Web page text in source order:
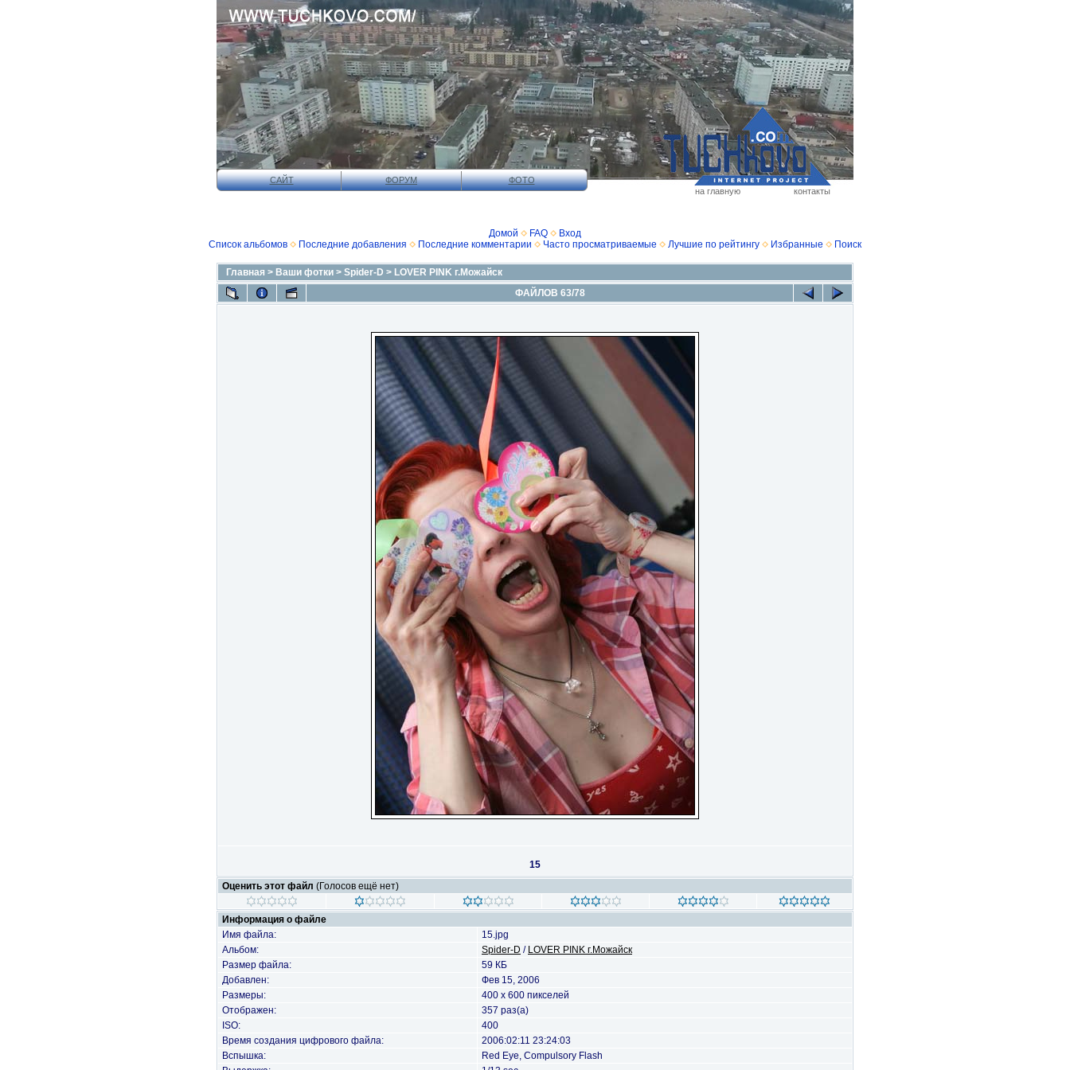
САЙТ ФОРУМ
ФОТО
на главную
контакты
Домой FAQ
Вход
Список альбомов
Последние добавления Последние комментарии Часто просматриваемые Лучшие по рейтингу Избранные Поиск
Главная > Ваши фотки > Spider-D > LOVER PINK г.Можайск
ФАЙЛОВ 63/78
15
Оценить этот файл (Голосов ещё нет)
Информация о файле
Имя файла:
15.jpg
Альбом:
Spider-D / LOVER PINK г.Можайск
Размер файла:
59 КБ
Добавлен:
Фев 15, 2006
Размеры:
400 x 600 пикселей
Отображен:
357 раз(а)
ISO:
400
Время создания цифрового файла:
2006:02:11 23:24:03
Вспышка:
Red Eye, Compulsory Flash